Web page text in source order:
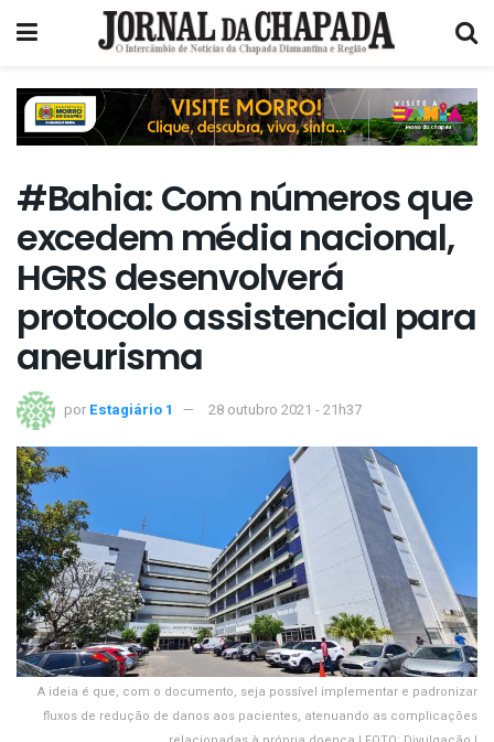
#Bahia: Com números que
excedem média nacional,
HGRS desenvolverá
protocolo assistencial para
aneurisma
por Estagiário 1 28 outubro 2021 - 21h37
A ideia é que, com o documento, seja possível implementar e padronizar
fluxos de redução de danos aos pacientes, atenuando as complicações